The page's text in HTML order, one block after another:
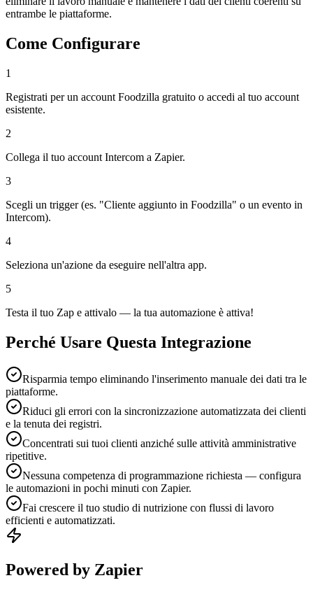
entrambe le piattaforme.
Come Configurare
1
Registrati per un account Foodzilla gratuito o accedi al tuo account
esistente.
2
Collega il tuo account Intercom a Zapier.
3
Scegli un trigger (es. "Cliente aggiunto in Foodzilla" o un evento in
Intercom).
4
Seleziona un'azione da eseguire nell'altra app.
5
Testa il tuo Zap e attivalo — la tua automazione è attiva!
Perché Usare Questa Integrazione
Risparmia tempo eliminando l'inserimento manuale dei dati tra le
piattaforme.
Riduci gli errori con la sincronizzazione automatizzata dei clienti
e la tenuta dei registri.
Concentrati sui tuoi clienti anziché sulle attività amministrative
ripetitive.
Nessuna competenza di programmazione richiesta — configura
le automazioni in pochi minuti con Zapier.
Fai crescere il tuo studio di nutrizione con flussi di lavoro
efficienti e automatizzati.
Powered by Zapier